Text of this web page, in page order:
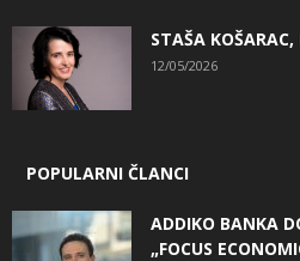
STAŠA
12/05/2026
POPULARNI ČLANCI
ADDIKO BANKA
„FOCUS